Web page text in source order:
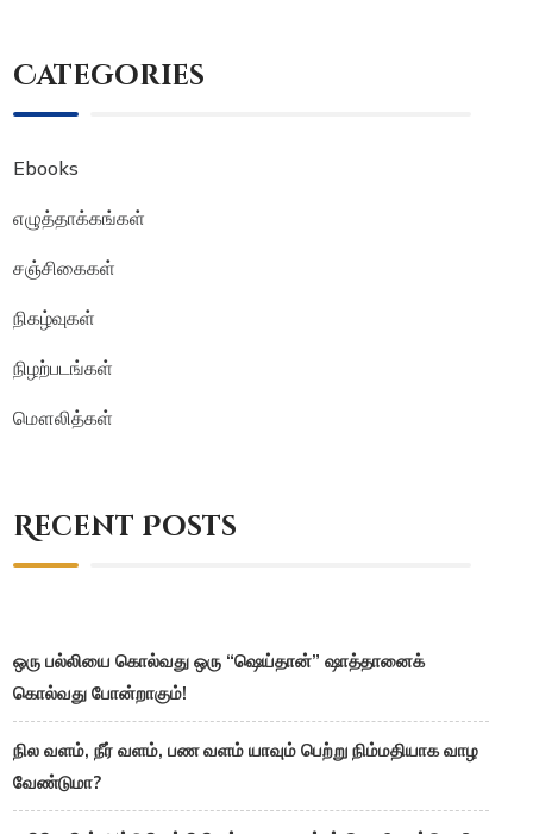
Categories
Ebooks
எழுத்தாக்கங்கள்
சஞ்சிகைகள்
நிகழ்வுகள்
நிழற்படங்கள்
மௌலித்கள்
Recent Posts
ஒரு பல்லியை கொல்வது ஒரு “ஷெய்தான்” ஷாத்தானைக்
கொல்வது போன்றாகும்!
நில வளம், நீர் வளம், பண வளம் யாவும் பெற்று நிம்மதியாக வாழ
வேண்டுமா?